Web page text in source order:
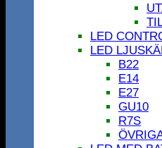
LED
LED
B22
E14
E27
GU10
R7S